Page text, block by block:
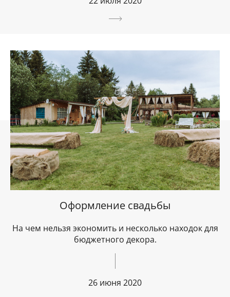
Оформление свадьбы
На чем нельзя экономить и несколько находок для
бюджетного декора.
26 июня 2020